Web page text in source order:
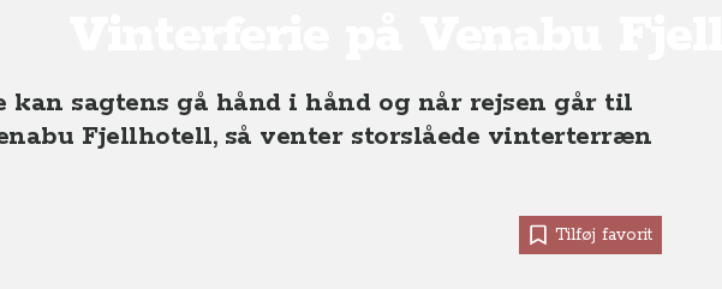
sagtens gå hånd i hånd og når rejsen går til
Fjellhotell, så venter storslåede vinterterræn
Tilføj favorit